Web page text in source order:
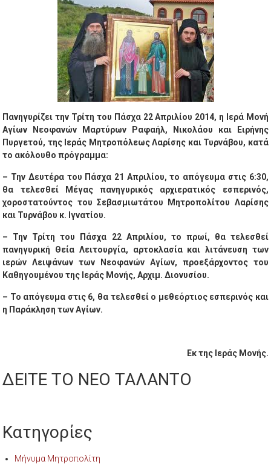
Πανηγυρίζει την Τρίτη του Πάσχα 22 Απριλίου 2014, η Ιερά Μονή
Αγίων Νεοφανών Μαρτύρων Ραφαήλ, Νικολάου και Ειρήνης
Πυργετού, της Ιεράς Μητροπόλεως Λαρίσης και Τυρνάβου, κατά
το ακόλουθο πρόγραμμα:
– Την Δευτέρα του Πάσχα 21 Απριλίου, το απόγευμα στις 6:30,
θα τελεσθεί Μέγας πανηγυρικός αρχιερατικός εσπερινός,
χοροστατούντος του Σεβασμιωτάτου Μητροπολίτου Λαρίσης
και Τυρνάβου κ. Ιγνατίου.
– Την Τρίτη του Πάσχα 22 Απριλίου, το πρωί, θα τελεσθεί
πανηγυρική Θεία Λειτουργία, αρτοκλασία και λιτάνευση των
ιερών Λειψάνων των Νεοφανών Αγίων, προεξάρχοντος του
Καθηγουμένου της Ιεράς Μονής, Αρχιμ. Διονυσίου.
– Το απόγευμα στις 6, θα τελεσθεί ο μεθεόρτιος εσπερινός και
η Παράκληση των Αγίων.
Εκ της Ιεράς Μονής.
ΔΕΙΤΕ ΤΟ ΝΕΟ ΤΑΛΑΝΤΟ
Κατηγορίες
Μήνυμα Μητροπολίτη